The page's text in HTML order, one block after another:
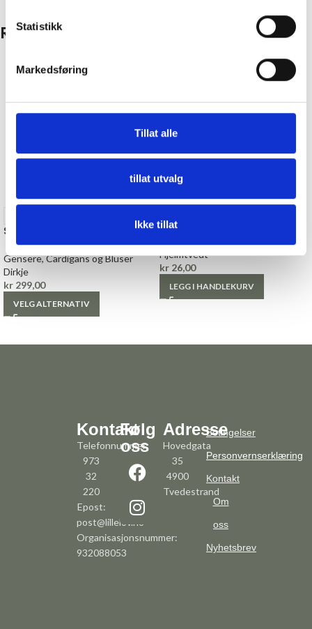
Statistikk
Markedsføring
Tillat alle
tillat utvalg
Ikke tillat
Relaterte produkter
Skjorte, rutete loose fit
Gensere, Cardigans og Bluser
Dirkje
kr 299,00
VELG ALTERNATIV
Hjelmtvedt
kr 26,00
LEGG I HANDLEKURV
Kontakt
Telefonnummer:
973
32
220
Epost:
post@lillelov.no
Organisasjonsnummer:
932088053
Følg
oss
Adresse
Hovedgata
35
4900
Tvedestrand
Betingelser
Personvernserklæring
Kontakt
Om
oss
Nyhetsbrev